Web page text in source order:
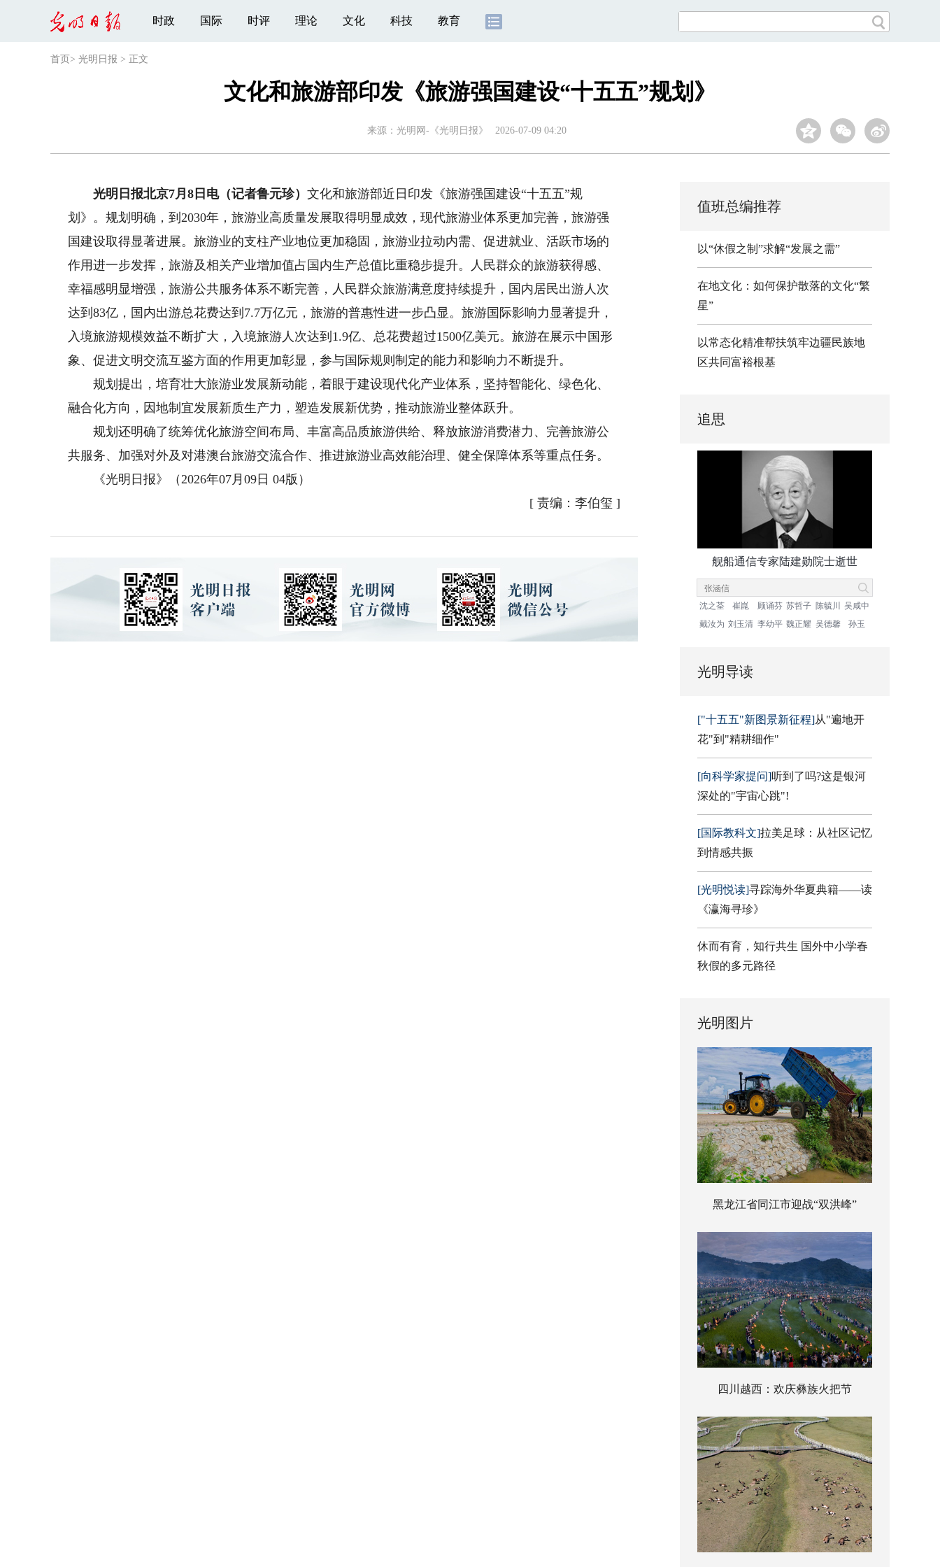
时政 国际 时评 理论 文化 科技 教育
首页 > 光明日报 > 正文
文化和旅游部印发《旅游强国建设“十五五”规划》
来源： 光明网-《光明日报》 2026-07-09 04:20
光明日报北京7月8日电（记者鲁元珍）文化和旅游部近日印发《旅游强国建设“十五五”规
划》。规划明确，到2030年，旅游业高质量发展取得明显成效，现代旅游业体系更加完善，旅游强
国建设取得显著进展。旅游业的支柱产业地位更加稳固，旅游业拉动内需、促进就业、活跃市场的
作用进一步发挥，旅游及相关产业增加值占国内生产总值比重稳步提升。人民群众的旅游获得感、
幸福感明显增强，旅游公共服务体系不断完善，人民群众旅游满意度持续提升，国内居民出游人次
达到83亿，国内出游总花费达到7.7万亿元，旅游的普惠性进一步凸显。旅游国际影响力显著提升，
入境旅游规模效益不断扩大，入境旅游人次达到1.9亿、总花费超过1500亿美元。旅游在展示中国形
象、促进文明交流互鉴方面的作用更加彰显，参与国际规则制定的能力和影响力不断提升。
规划提出，培育壮大旅游业发展新动能，着眼于建设现代化产业体系，坚持智能化、绿色化、
融合化方向，因地制宜发展新质生产力，塑造发展新优势，推动旅游业整体跃升。
规划还明确了统筹优化旅游空间布局、丰富高品质旅游供给、释放旅游消费潜力、完善旅游公
共服务、加强对外及对港澳台旅游交流合作、推进旅游业高效能治理、健全保障体系等重点任务。
《光明日报》（2026年07月09日 04版）
[ 责编：李伯玺 ]
值班总编推荐
以“休假之制”求解“发展之需”
在地文化：如何保护散落的文化“繁
星”
以常态化精准帮扶筑牢边疆民族地
区共同富裕根基
追思
舰船通信专家陆建勋院士逝世
沈之荃 崔崑 顾诵芬 苏哲子 陈毓川
吴咸中
戴汝为 刘玉清 李幼平 魏正耀 吴德馨 孙玉
光明导读
["十五五"新图景新征程]从"遍地开
花"到"精耕细作"
[向科学家提问]听到了吗?这是银河
深处的"宇宙心跳"!
[国际教科文]拉美足球：从社区记忆
到情感共振
[光明悦读]寻踪海外华夏典籍——读
《瀛海寻珍》
休而有育，知行共生 国外中小学春
秋假的多元路径
光明图片
黑龙江省同江市迎战“双洪峰”
四川越西：欢庆彝族火把节